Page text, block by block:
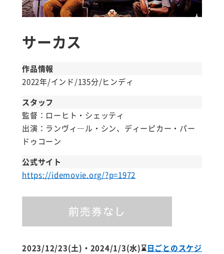
サーカス
作品情報
2022年/インド/135分/ヒンディ
スタッフ
監督：ローヒト・シェッティ
出演：ランヴィ―ル・シン、ディーピカー・パー
ドゥコーン
公式サイト
https://idemovie.org/?p=1972
2023/12/23(土)・2024/1/3(水)⌛日ごとのスケジ